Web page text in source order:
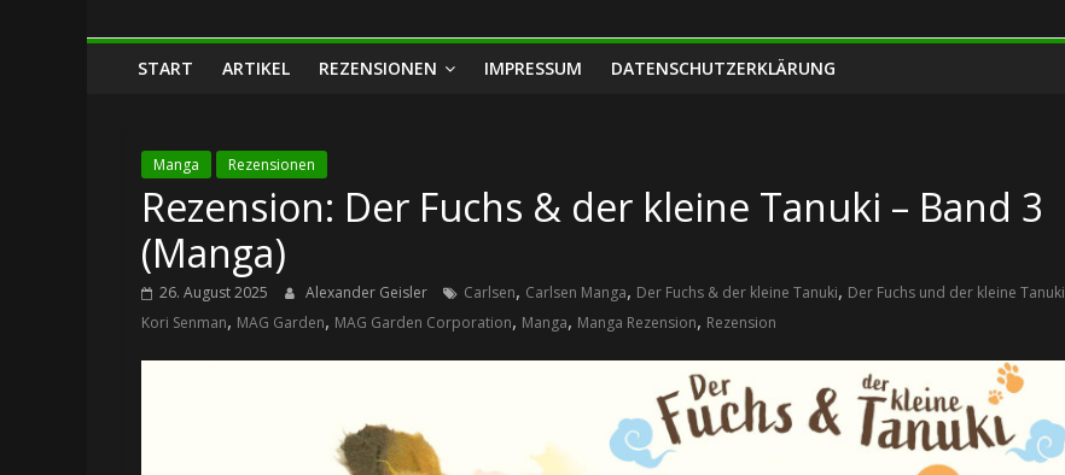
START ARTIKEL REZENSIONEN IMPRESSUM DATENSCHUTZERKLÄRUNG
Manga Rezensionen
Rezension: Der Fuchs & der kleine Tanuki – Band 3
(Manga)
26. August 2025 Alexander Geisler Carlsen, Carlsen Manga, Der Fuchs & der kleine Tanuki, Der Fuchs und der kleine Tanuki
Kori Senman, MAG Garden, MAG Garden Corporation, Manga, Manga Rezension, Rezension